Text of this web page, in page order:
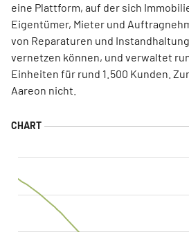
eine Plattform, auf der sich
Eigentümer, Mieter und
von Reparaturen und
vernetzen können, und verwaltet
Einheiten für rund 1. 500 Kunden.
Aareon nicht.